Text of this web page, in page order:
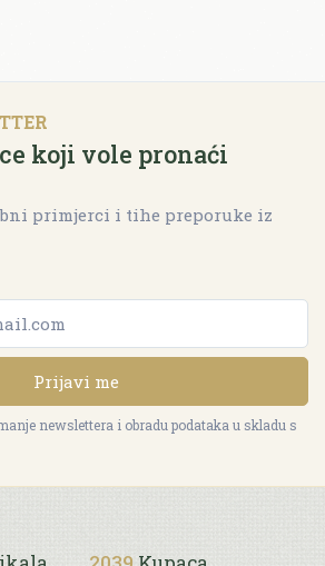
koji vole pronaći
primjerci i tihe preporuke iz
Prijavi me
newslettera i obradu podataka u skladu s